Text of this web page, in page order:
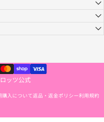
ッツ公式
購入について返品・返金ポリシー利用規約